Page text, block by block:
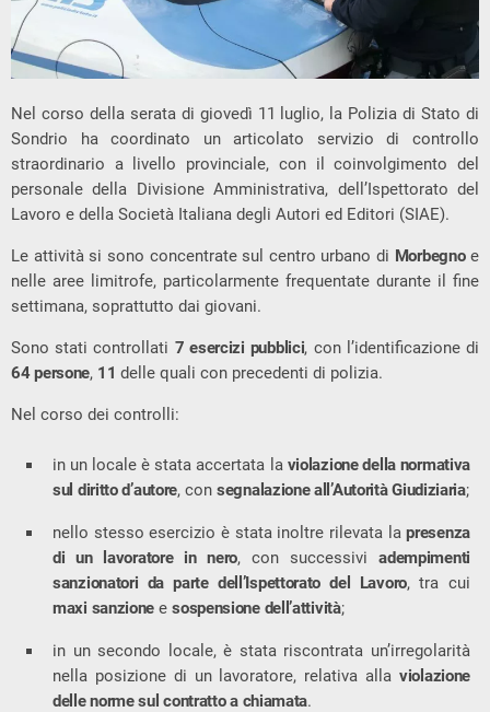
Nel corso della serata di giovedì 11 luglio, la Polizia di Stato di
Sondrio ha coordinato un articolato servizio di controllo
straordinario a livello provinciale, con il coinvolgimento del
personale della Divisione Amministrativa, dell’Ispettorato del
Lavoro e della Società Italiana degli Autori ed Editori (SIAE).
Le attività si sono concentrate sul centro urbano di Morbegnoe
nelle aree limitrofe, particolarmente frequentate durante il fine
settimana, soprattutto dai giovani.
Sono stati controllati 7 esercizi pubblici, con l’identificazione di
64 persone, 11 delle quali con precedenti di polizia.
Nel corso dei controlli:
in un locale è stata accertata la violazione della normativa
sul diritto d’autore, con segnalazione all’Autorità Giudiziaria;
nello stesso esercizio è stata inoltre rilevata lapresenza
di un lavoratore in nero, con successiviadempimenti
sanzionatori da parte dell’Ispettorato del Lavoro, tra cui
maxi sanzione esospensione dell’attività;
in un secondo locale, è stata riscontrata un’irregolarità
nella posizione di un lavoratore, relativa alla violazione
delle norme sul contratto a chiamata.